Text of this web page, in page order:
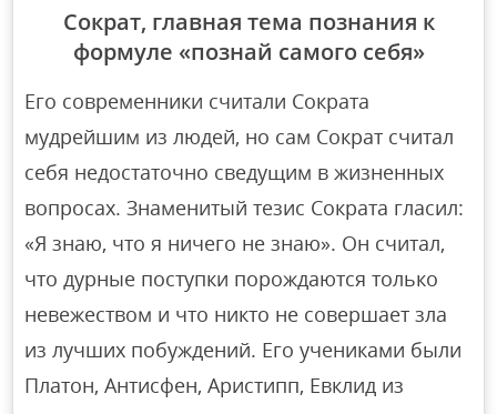
Сократ, главная тема познания к
формуле «познай самого себя»
Его современники считали Сократа
мудрейшим из людей, но сам Сократ считал
себя недостаточно сведущим в жизненных
вопросах. Знаменитый тезис Сократа гласил:
«Я знаю, что я ничего не знаю». Он считал,
что дурные поступки порождаются только
невежеством и что никто не совершает зла
из лучших побуждений. Его учениками были
Платон, Антисфен, Аристипп, Евклид из